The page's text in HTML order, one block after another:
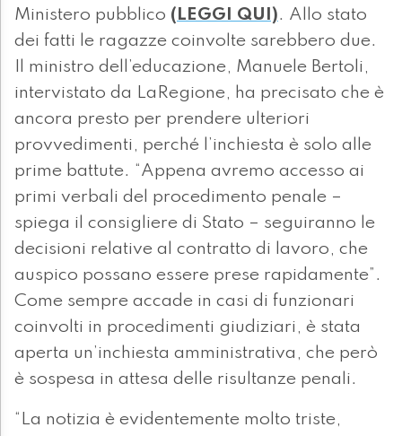
Ministero pubblico (LEGGI QUI). Allo stato
dei fatti le ragazze coinvolte sarebbero due.
Il ministro dell’educazione, Manuele Bertoli,
intervistato da LaRegione, ha precisato che è
ancora presto per prendere ulteriori
provvedimenti, perché l’inchiesta è solo alle
prime battute. “Appena avremo accesso ai
primi verbali del procedimento penale –
spiega il consigliere di Stato – seguiranno le
decisioni relative al contratto di lavoro, che
auspico possano essere prese rapidamente”.
Come sempre accade in casi di funzionari
coinvolti in procedimenti giudiziari, è stata
aperta un’inchiesta amministrativa, che però
è sospesa in attesa delle risultanze penali.
“La notizia è evidentemente molto triste,